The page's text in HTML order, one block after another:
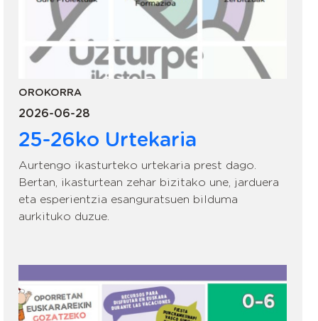
OROKORRA
2026-06-28
25-26ko Urtekaria
Aurtengo ikasturteko urtekaria prest dago.
Bertan, ikasturtean zehar bizitako une, jarduera
eta esperientzia esanguratsuen bilduma
aurkituko duzue.